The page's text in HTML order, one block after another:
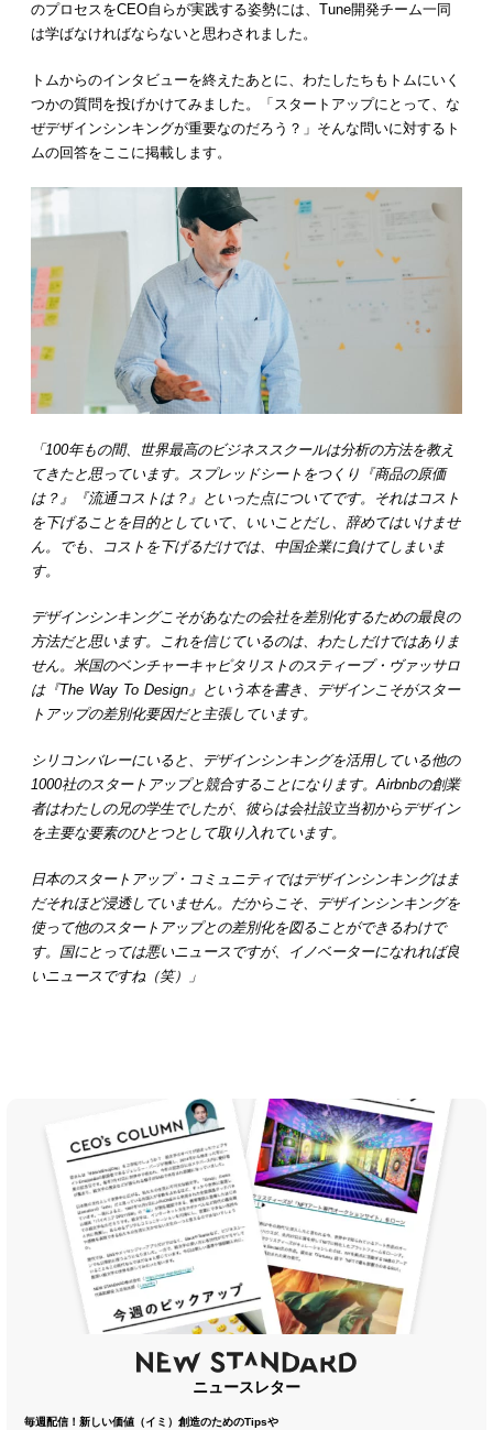
のプロセスをCEO自らが実践する姿勢には、Tune開発チーム一同
は学ばなければならないと思わされました。
トムからのインタビューを終えたあとに、わたしたちもトムにいく
つかの質問を投げかけてみました。「スタートアップにとって、な
ぜデザインシンキングが重要なのだろう？」そんな問いに対するト
ムの回答をここに掲載します。
「100年もの間、世界最高のビジネススクールは分析の方法を教え
てきたと思っています。スプレッドシートをつくり『商品の原価
は？』『流通コストは？』といった点についてです。それはコスト
を下げることを目的としていて、いいことだし、辞めてはいけませ
ん。でも、コストを下げるだけでは、中国企業に負けてしまいま
す。
デザインシンキングこそがあなたの会社を差別化するための最良の
方法だと思います。これを信じているのは、わたしだけではありま
せん。米国のベンチャーキャピタリストのスティーブ・ヴァッサロ
は『The Way To Design』という本を書き、デザインこそがスター
トアップの差別化要因だと主張しています。
シリコンバレーにいると、デザインシンキングを活用している他の
1000社のスタートアップと競合することになります。Airbnbの創業
者はわたしの兄の学生でしたが、彼らは会社設立当初からデザイン
を主要な要素のひとつとして取り入れています。
日本のスタートアップ・コミュニティではデザインシンキングはま
だそれほど浸透していません。だからこそ、デザインシンキングを
使って他のスタートアップとの差別化を図ることができるわけで
す。国にとっては悪いニュースですが、イノベーターになれれば良
いニュースですね（笑）」
ニュースレター
毎週配信！新しい価値（イミ）創造のためのTipsや